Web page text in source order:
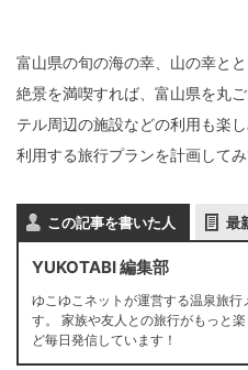
富山県の旬の海の幸、山の幸と
絶景を満喫すれば、富山県を丸
テル周辺の施設などの利用も楽
利用する旅行プランを計画して
この記事を書いた人 最
YUKOTABI 編集部
ゆこゆこネットが運営する温泉旅
す。 家族や友人との旅行がもっと
ど毎日発信しています！